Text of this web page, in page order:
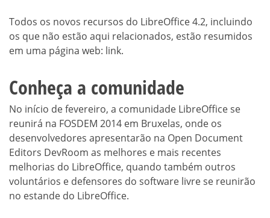
Todos os novos recursos do LibreOffice 4.2, incluindo
os que não estão aqui relacionados, estão resumidos
em uma página web: link.
Conheça a comunidade
No início de fevereiro, a comunidade LibreOffice se
reunirá na FOSDEM 2014 em Bruxelas, onde os
desenvolvedores apresentarão na Open Document
Editors DevRoom as melhores e mais recentes
melhorias do LibreOffice, quando também outros
voluntários e defensores do software livre se reunirão
no estande do LibreOffice.